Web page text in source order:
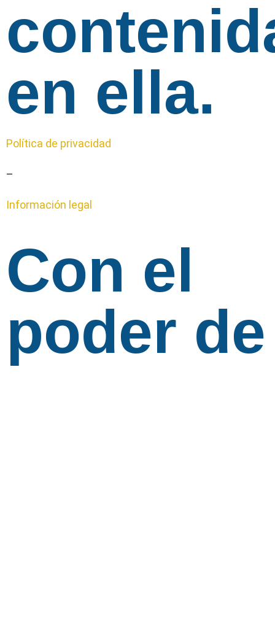
en ella.
Política de privacidad
–
Información legal
Con el
poder de